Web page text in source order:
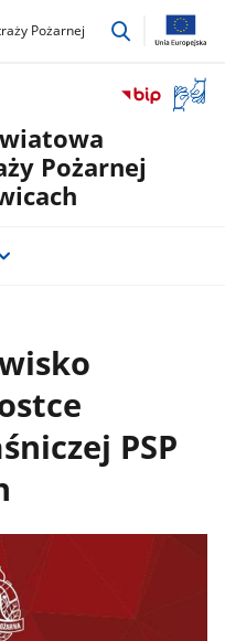
Pożarnej
przejdź
okno
Pożarnej
PSP